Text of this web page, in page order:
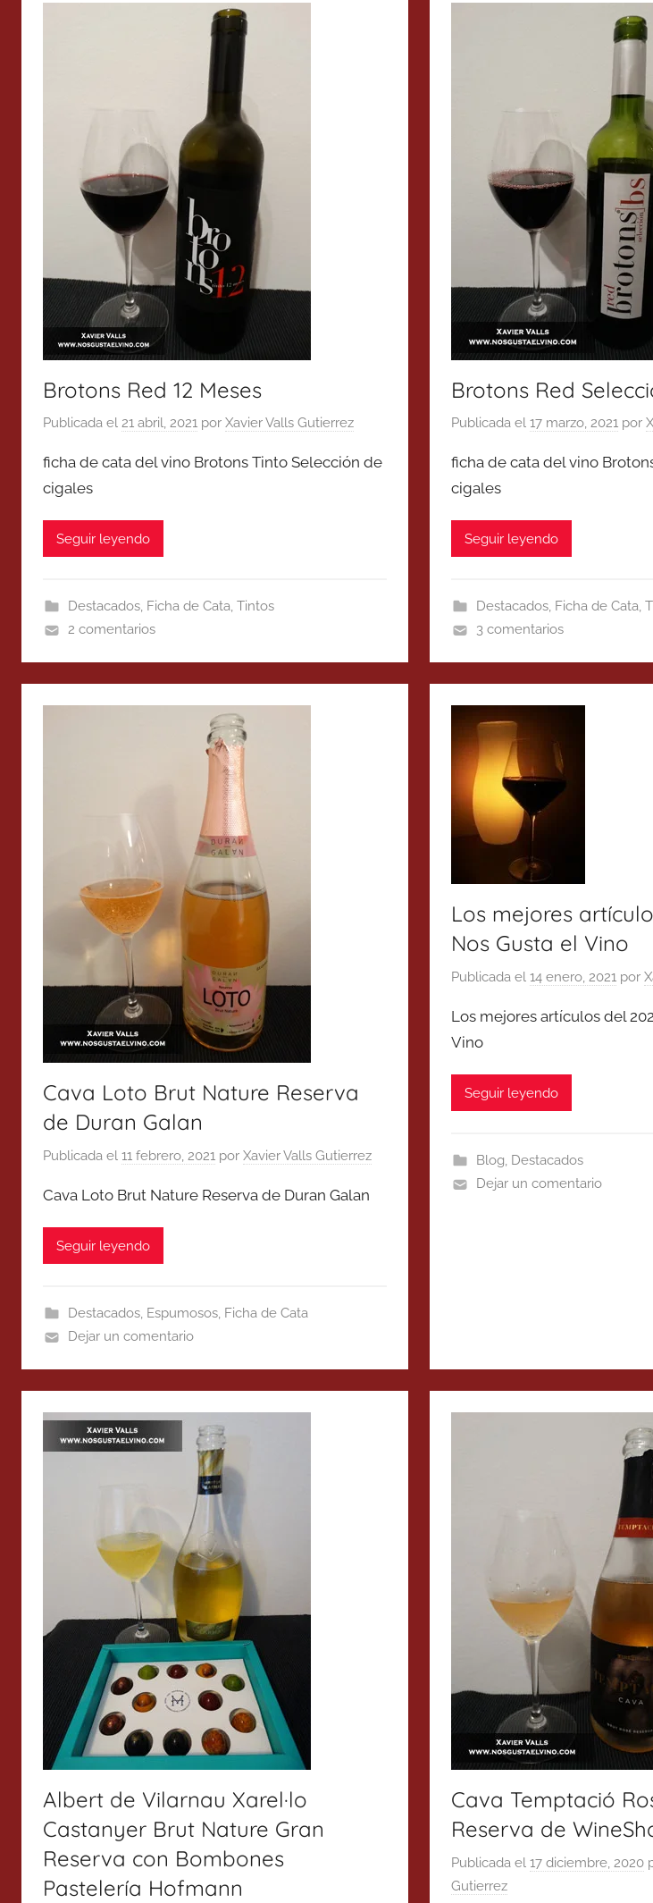
Brotons Red 12 Meses
Publicada el 21 abril, 2021 por Xavier Valls Gutierrez
ficha de cata del vino Brotons Tinto Selección de
cigales
Seguir leyendo
Destacados, Ficha de Cata, Tintos
2 comentarios
Brotons Red
Publicada el17 marzo, 2021 por
ficha de cata del vino
cigales
Seguir leyendo
Destacados, Ficha de Cata,
3 comentarios
Cava Loto Brut Nature Reserva
de Duran Galan
Publicada el 11 febrero, 2021 por Xavier Valls Gutierrez
Cava Loto Brut Nature Reserva de Duran Galan
Seguir leyendo
Destacados, Espumosos, Ficha de Cata
Dejar un comentario
Los mejores
Nos Gusta el Vino
Publicada el14 enero, 2021 por
Los mejores artículos del
Vino
Seguir leyendo
Blog, Destacados
Dejar un comentario
Albert de Vilarnau Xarel·lo
Castanyer Brut Nature Gran
Reserva con Bombones
Pastelería Hofmann
Cava Temptació
Reserva de
Publicada el17 diciembre, 2020
Gutierrez